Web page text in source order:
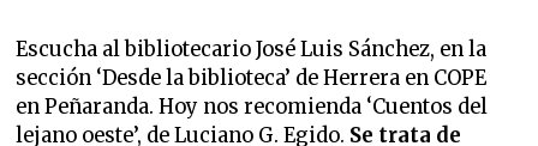
Escucha al bibliotecario José Luis Sánchez, en la
sección ‘Desde la biblioteca’ de Herrera en COPE
en Peñaranda. Hoy nos recomienda ‘Cuentos del
lejano oeste’, de Luciano G. Egido. Se trata de